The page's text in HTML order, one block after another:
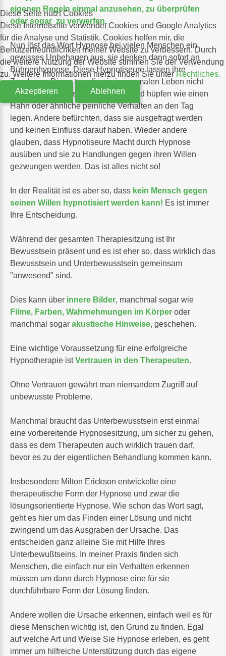
eigenen Regeln einmal anzusehen, zu überprüfen
oder sogar zu verwerfen.
Nun löst das Wort Hypnose bei vielen Menschen ein
gewisses Unbehagen aus, sie denken dann sofort an
Bühnenhypnose. Diese Hypnotiseure lassen ihre
Zuschauer Dinge tun, die sie im normalen Leben nicht
tun würden Sie lassen sie krähen und hüpfen wie einen
Hahn oder ähnliche peinliche Verhalten an den Tag
legen. Andere befürchten, dass sie ausgefragt werden
und keinen Einfluss darauf haben. Wieder andere
glauben, dass Hypnotiseure Macht durch Hypnose
ausüben und sie zu Handlungen gegen ihren Willen
gezwungen werden. Das ist alles nicht so!
In der Realität ist es aber so, dass kein Mensch gegen
seinen Willen hypnotisiert werden kann! Es ist immer
Ihre Entscheidung.
Während der gesamten Therapiesitzung ist Ihr
Bewusstsein präsent und es ist eher so, dass wirklich das
Bewusstsein und Unterbewusstsein gemeinsam
"anwesend" sind.
Dies kann über innere Bilder, manchmal sogar wie
Filme, Farben, Wahrnehmungen im Körper oder
manchmal sogar akustische Hinweise, geschehen.
Eine wichtige Voraussetzung für eine erfolgreiche
Hypnotherapie istVertrauen in den Therapeuten.
Ohne Vertrauen gewährt man niemandem Zugriff auf
unbewusste Probleme.
Manchmal braucht das Unterbewusstsein erst einmal
eine vorbereitende Hypnosesitzung, um sicher zu gehen,
dass es dem Therapeuten auch wirklich trauen darf,
bevor es zu der eigentlichen Behandlung kommen kann.
Insbesondere Milton Erickson entwickelte eine
therapeutische Form der Hypnose und zwar die
lösungsorientierte Hypnose. Wie schon das Wort sagt,
geht es hier um das Finden einer Lösung und nicht
zwingend um das Ausgraben der Ursache. Das
entscheiden ganz alleine Sie mit Hilfe Ihres
Unterbewußtseins. In meiner Praxis finden sich
Menschen, die einfach nur ein Verhalten erkennen
müssen um dann durch Hypnose eine für sie
durchführbare Form der Lösung finden.
Andere wollen die Ursache erkennen, einfach weil es für
diese Menschen wichtig ist, den Grund zu finden. Egal
auf welche Art und Weise Sie Hypnose erleben, es geht
immer um hilfreiche Unterstützung durch das eigene
Diese Seite nutzt Cookies
Diese Internetseite verwendet Cookies und Google Analytics
für die Analyse und Statistik. Cookies helfen mir, die
Benutzerfreundlichkeit meiner Website zu verbessern. Durch
die weitere Nutzung der Website stimmen Sie der Verwendung
zu. Weitere Informationen hierzu finden Sie unterRechtliches.
Akzeptieren Ablehnen